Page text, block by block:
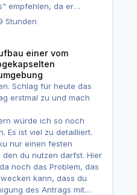
empfehlen, da er
aufbricht.
nicht nur passiv Videos
zu
damit dir die
Blut übergeht.
und bei deiner
Stunden
einer vom
Schlag für heute das
erstmal zu und mach
würde ich so noch
Es ist viel zu detailliert.
nur einen festen
den du nutzen darfst. Hier
noch das Problem, das
kann, dass du
des Antrags mit